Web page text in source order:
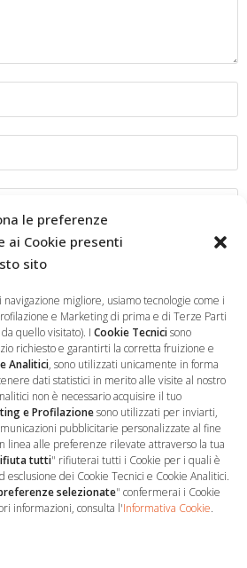
le preferenze
ai Cookie presenti
sito
migliore, usiamo tecnologie come i
e Marketing di prima e di Terze Parti
quello visitato). I Cookie Tecnicisono
richiesto e garantirti la corretta fruizione e
Analitici, sono utilizzati unicamente in forma
dati statistici in merito alle visite al nostro
non è necessario acquisire il tuo
e Profilazionesono utilizzati per inviarti,
pubblicitarie personalizzate al fine
linea alle preferenze rilevate attraverso la tua
tutti" rifiuterai tutti i Cookie per i quali è
esclusione dei Cookie Tecnici e Cookie Analitici.
selezionate" confermerai i Cookie
informazioni, consulta l'Informativa Cookie.
e sito web in questo browser per la
Sede Operativa